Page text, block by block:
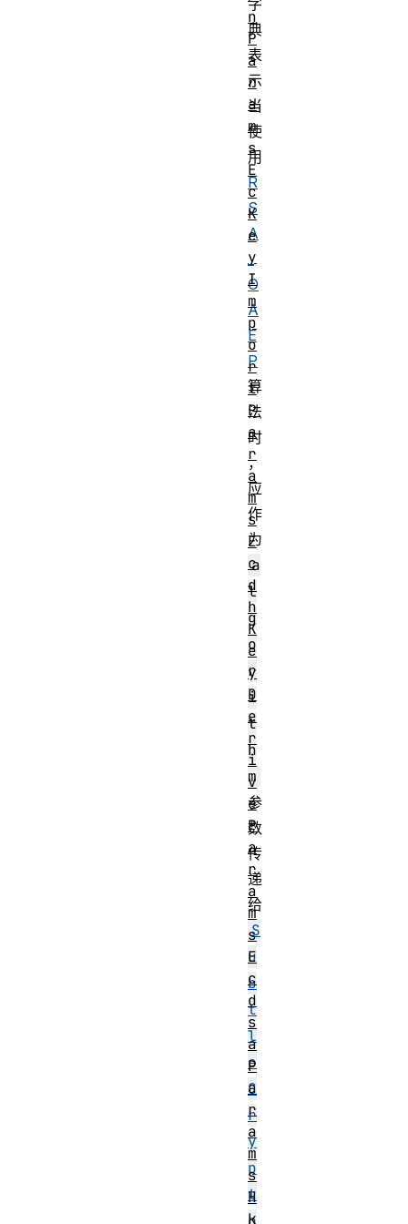
典
表
示
当
使
用
R
S
A
_
O
A
E
P
算
法
时
，
应
作
为
a
l
g
o
r
i
t
h
m
参
数
传
递
给
S
u
b
t
l
e
C
r
y
p
t
n
P
a
r
a
m
s
E
c
K
e
y
I
m
p
o
r
t
P
a
r
a
m
s
E
c
d
h
K
e
y
D
e
r
i
v
e
P
a
r
a
m
s
E
c
d
s
a
P
a
r
a
m
s
H
k